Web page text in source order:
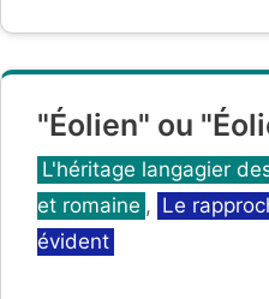
"Éolien" ou
Catégories
L'héritage langagier
et romaine , Le
évident